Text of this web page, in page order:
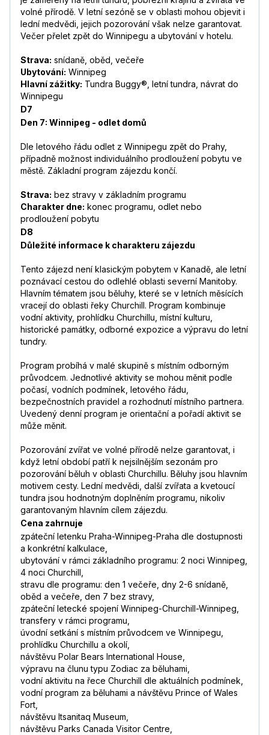
volné přírodě. V letní sezóně se v oblasti mohou objevit i
lední medvědi, jejich pozorování však nelze garantovat.
Večer přelet zpět do Winnipegu a ubytování v hotelu.
Strava: snídaně, oběd, večeře
Ubytování: Winnipeg
Hlavní zážitky: Tundra Buggy®, letní tundra, návrat do
Winnipegu
D7
Den 7: Winnipeg - odlet domů
Dle letového řádu odlet z Winnipegu zpět do Prahy,
případně možnost individuálního prodloužení pobytu ve
městě. Základní program zájezdu končí.
Strava: bez stravy v základním programu
Charakter dne: konec programu, odlet nebo
prodloužení pobytu
D8
Důležité informace k charakteru zájezdu
Tento zájezd není klasickým pobytem v Kanadě, ale letní
poznávací cestou do odlehlé oblasti severní Manitoby.
Hlavním tématem jsou běluhy, které se v letních měsících
vracejí do oblasti řeky Churchill. Program kombinuje
vodní aktivity, prohlídku Churchillu, místní kulturu,
historické památky, odborné expozice a výpravu do letní
tundry.
Program probíhá v malé skupině s místním odborným
průvodcem. Jednotlivé aktivity se mohou měnit podle
počasí, vodních podmínek, letového řádu,
bezpečnostních pravidel a rozhodnutí místního partnera.
Uvedený denní program je orientační a pořadí aktivit se
může měnit.
Pozorování zvířat ve volné přírodě nelze garantovat, i
když letní období patří k nejsilnějším sezonám pro
pozorování běluh v oblasti Churchillu. Běluhy jsou hlavním
motivem cesty. Lední medvědi, další zvířata a kvetoucí
tundra jsou hodnotným doplněním programu, nikoliv
garantovaným hlavním cílem zájezdu.
Cena zahrnuje
zpáteční letenku Praha-Winnipeg-Praha dle dostupnosti
a konkrétní kalkulace,
ubytování v rámci základního programu: 2 noci Winnipeg,
4 noci Churchill,
stravu dle programu: den 1 večeře, dny 2-6 snídaně,
oběd a večeře, den 7 bez stravy,
zpáteční letecké spojení Winnipeg-Churchill-Winnipeg,
transfery v rámci programu,
úvodní setkání s místním průvodcem ve Winnipegu,
prohlídku Churchillu a okolí,
návštěvu Polar Bears International House,
výpravu na člunu typu Zodiac za běluhami,
vodní aktivitu na řece Churchill dle aktuálních podmínek,
vodní program za běluhami a návštěvu Prince of Wales
Fort,
návštěvu Itsanitaq Museum,
návštěvu Parks Canada Visitor Centre,